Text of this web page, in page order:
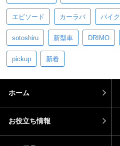
エピソード カーラバ バイク
sotoshiru 新型車 DRIMO
pickup 新着
ホーム
お役立ち情報